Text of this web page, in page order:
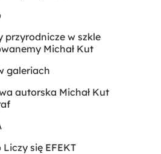
przyrodnicze w szkle
Michał Kut
galeriach
autorska Michał Kut
Liczy się EFEKT